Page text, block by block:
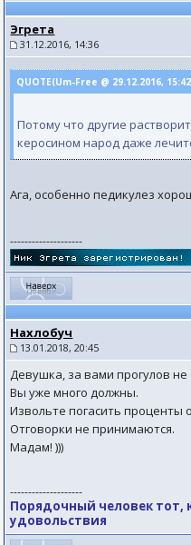
Эгрета
31.12.2016, 14:36
QUOTE(Um-Free @ 29.12.2016,
Потому что другие
керосином народ даже
Ага, особенно педикулез
--------------------
Нахлобуч
13.01.2018, 20:45
Девушка, за вами прогулов не
Вы уже много должны.
Извольте погасить проценты
Отговорки не принимаются.
Мадам! )))
--------------------
Порядочный человек тот,
удовольствия